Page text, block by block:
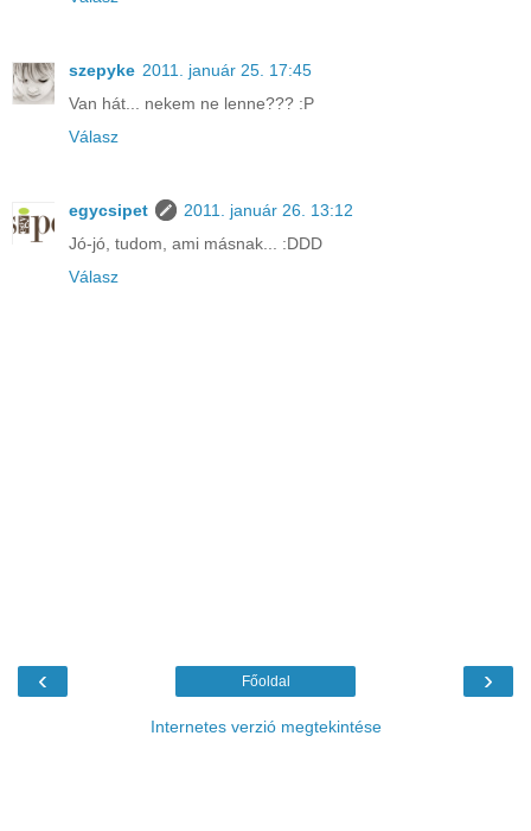
szepyke 2011. január 25. 17:45
Van hát... nekem ne lenne??? :P
Válasz
egycsipet
2011. január 26. 13:12
Jó-jó, tudom, ami másnak... :DDD
Válasz
‹ ›
Főoldal
Internetes verzió megtekintése